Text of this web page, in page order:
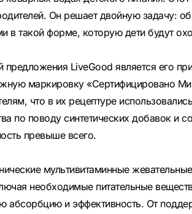
Он решает двойную задачу:
такой форме, которую дети будут
LiveGood является его
маркировку «Сертифицировано
что в их рецептуре
по поводу синтетических добавок и
превыше всего.
мультивитаминные
необходимые питательные
и эффективность. От